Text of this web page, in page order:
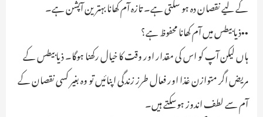
کے لیے نقصان دہ ہو سکتی ہے۔ تازہ آم کھانا بہترین آپشن ہے۔
••ذیابیطس میں آم کھانا محفوظ ہے؟
ہاں لیکن آپ کو اس کی مقدار اور وقت کا خیال رکھنا ہوگا۔ ذیابیطس کے
مریض اگر متوازن غذا اور فعال طرز زندگی اپنائیں تو وہ بغیر کسی نقصان کے
آم سے لطف اندوز ہوسکتے ہیں۔